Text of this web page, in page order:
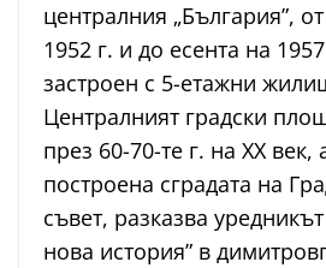
централния „България”,
1952 г. и до есента на
застроен с 5-етажни
Централният градски
през 60-70-те г. на ХХ век,
построена сградата на
съвет, разказва
нова история” в